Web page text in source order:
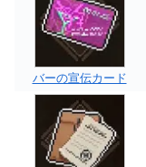
バーの宣伝カード